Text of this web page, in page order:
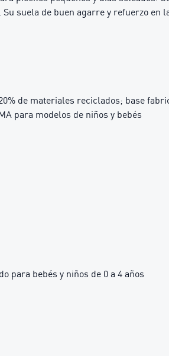
suela de buen agarre y refuerzo
de materiales reciclados; base
para modelos de niños y bebés
para bebés y niños de 0 a 4 años